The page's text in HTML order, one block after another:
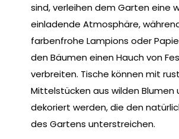
sind, verleihen dem Garten eine
einladende Atmosphäre,
farbenfrohe Lampions oder
den Bäumen einen Hauch von
verbreiten. Tische können mit
Mittelstücken aus wilden Blumen
dekoriert werden, die den
des Gartens unterstreichen.